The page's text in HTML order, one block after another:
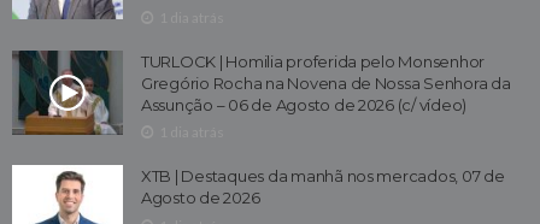
TURLOCK | Homilia proferida pelo Monsenhor
Gregório Rocha na Novena de Nossa Senhora da
Assunção – 06 de Agosto de 2026 (c/ vídeo)
XTB | Destaques da manhã nos mercados, 07 de
Agosto de 2026